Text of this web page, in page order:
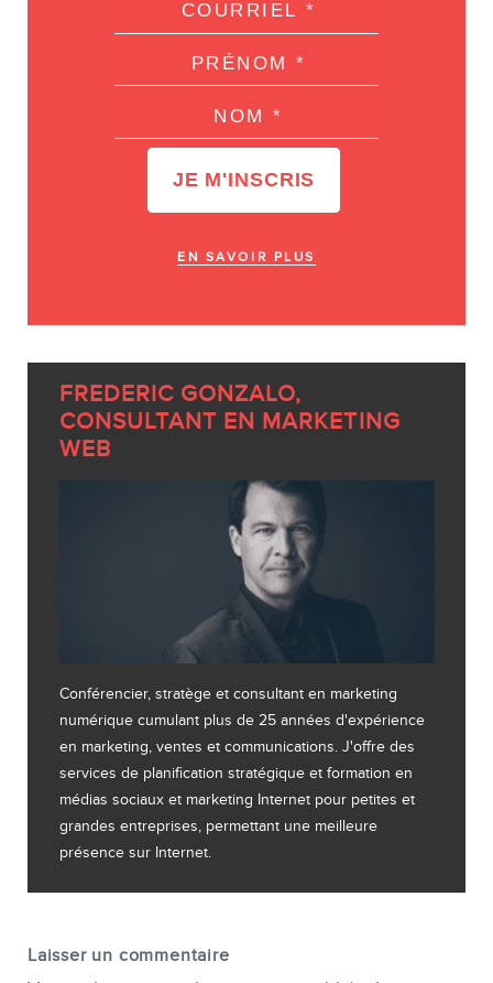
EN SAVOIR PLUS
FREDERIC GONZALO,
CONSULTANT EN MARKETING
WEB
Conférencier, stratège et consultant en marketing
numérique cumulant plus de 25 années d'expérience
en marketing, ventes et communications. J'offre des
services de planification stratégique et formation en
médias sociaux et marketing Internet pour petites et
grandes entreprises, permettant une meilleure
présence sur Internet.
Laisser un commentaire